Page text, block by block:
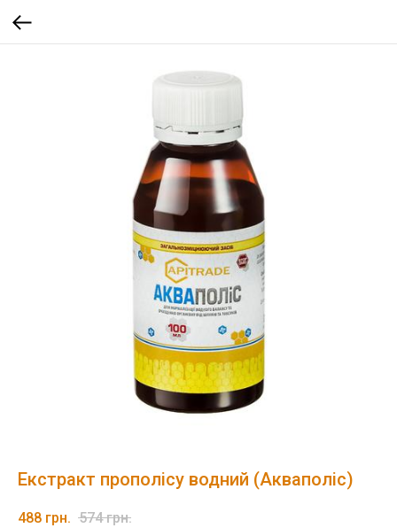
Екстракт прополісу водний (Акваполіс)
488 грн. 574 грн.